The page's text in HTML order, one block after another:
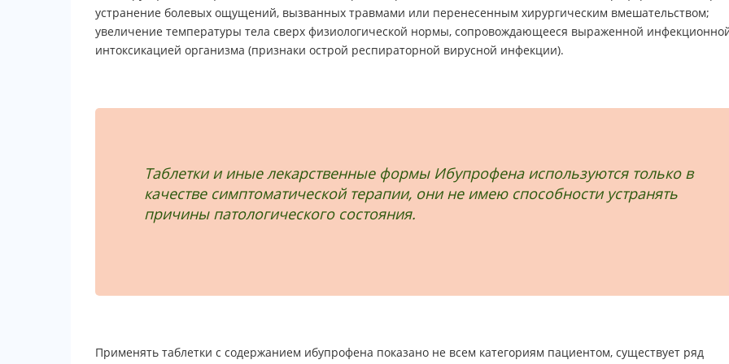
устранение болевых ощущений, вызванных травмами или перенесенным хирургическим вмешательством;
увеличение температуры тела сверх физиологической нормы, сопровождающееся выраженной
интоксикацией организма (признаки острой респираторной вирусной инфекции).
Таблетки и иные лекарственные формы Ибупрофена используются только в
качестве симптоматической терапии, они не имею способности устранять
причины патологического состояния.
Применять таблетки с содержанием ибупрофена показано не всем категориям пациентом, существует ряд